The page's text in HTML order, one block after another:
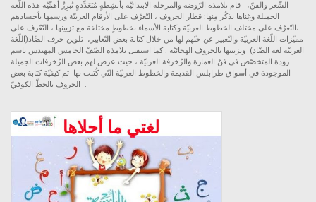
الشّعر والفنّ، قام تلامذة الرّوضة والمرحلة الابتدائيّة بأَنشِطَةٍ مُتَعَدِّدةٍ تُبرِزُ أَهمِّيّة هذه اللّغة
الجميلة وغِناها نذكُر مِنها: قطار الحروف ، التّعرّف على الأرقام العربيّة ورسمها بأجسادهم
،التّعرّف على مختلف الخطوط العربيّة وكتابة الأسماء بخطوطٍ مختلفة مع تزيينها ، التّعّرف على
مميّزات اللّغة العربيّة والتّعبير عن حبّهم لها من خلال كتابة بعض التّعابير، تلوين حرف الضّاد(اللّغة
العربيّة لغة الضّاد) وتزيينها بالحروف الهجائيّة . كما استقبل تلامذة الصّفّ الخامس المهندس باسم
زودة المتخصّص في فنّ العمارة والزّخرفة العربيّة ، حيث عرض لهم بعض الزّخرفات الجميلة
الموجودة في أسواق طرابلس القديمة والخطوط العربيّة التّي كُتبت بها ثم كيفيّة كتابة بعض
الحروف بالخطّ الكوفيّ .